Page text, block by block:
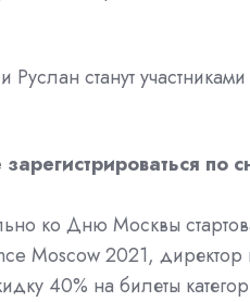
Руслан станут
зарегистрироваться по
ко Дню Москвы
Moscow 2021, директор
40% на билеты